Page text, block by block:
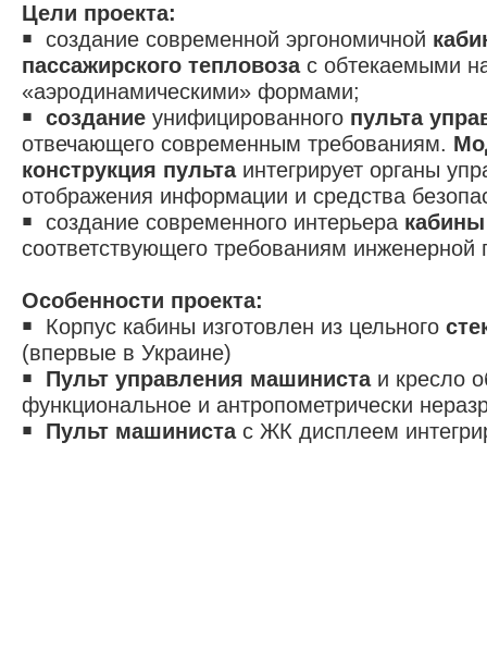
Цели проекта:
￭ создание современной эргономичной
пассажирского тепловозас обтекаемыми
«аэродинамическими» формами;
￭ создание унифицированного пульта
отвечающего современным требованиям.
конструкция пульта интегрирует органы
отображения информации и средства
￭ создание современного интерьера
соответствующего требованиям инженерной
Особенности проекта:
￭ Корпус кабины изготовлен из цельного
(впервые в Украине)
￭ Пульт управления машинистаи кресло
функциональное и антропометрически
￭ Пульт машинистас ЖК дисплеем